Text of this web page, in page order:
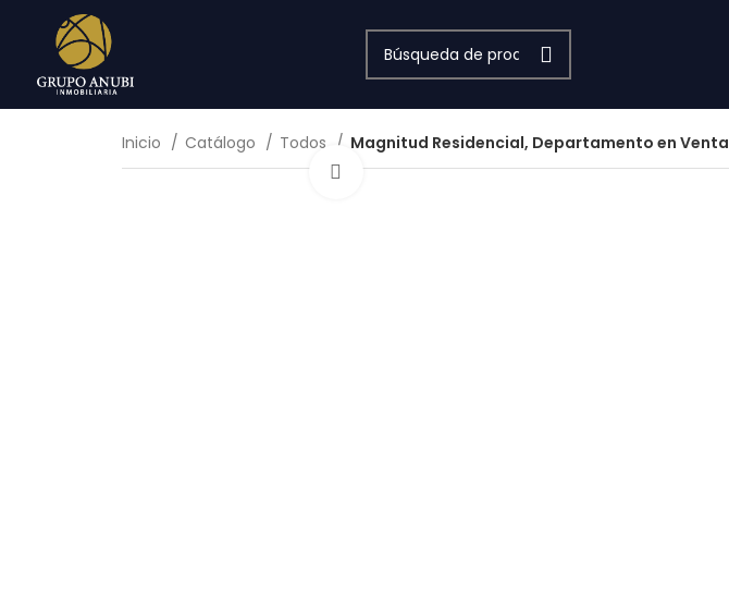
Inicio Catálogo Todos Magnitud Residencial, Departamento en Venta
Haga Click para agrandar